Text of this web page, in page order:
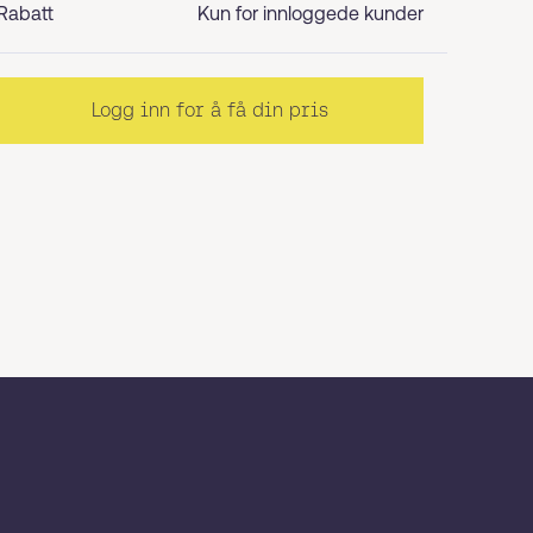
Kun for innloggede kunder
Logg inn for å få din pris